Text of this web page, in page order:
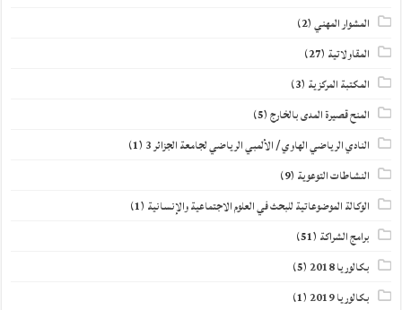
المشوار المهني(2)
المقاولاتية (27)
المكتبة المركزية (3)
المنح قصيرة المدى بالخارج(5)
النادي الرياضي الهاوي / الألمبي الرياضي لجامعة الجزائر 3 (1)
النشاطات التوعوية (9)
الوكالة الموضوعاتية للبحث في العلوم الاجتماعية والإنسانية (1)
برامج الشراكة (51)
بكالوريا 2018
(5)
بكالوريا 2019
(1)